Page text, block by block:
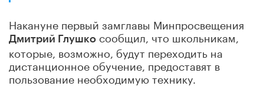
Накануне первый замглавы Минпросвещения
Дмитрий Глушко сообщил, что школьникам,
которые, возможно, будут переходить на
дистанционное обучение, предоставят в
пользование необходимую технику.